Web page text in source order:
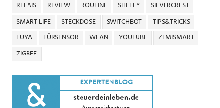
RELAIS
REVIEW ROUTINE SHELLY
SILVERCREST
SMART LIFE
STECKDOSE SWITCHBOT
TIPS&TRICKS
TUYA
TÜRSENSOR WLAN YOUTUBE
ZEMISMART
ZIGBEE